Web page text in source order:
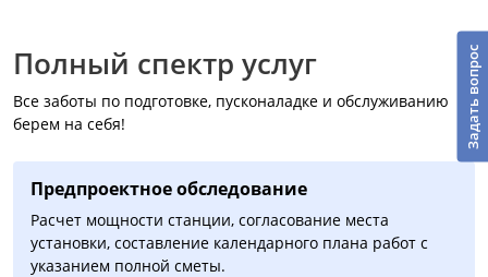
Полный спектр услуг
Все заботы по подготовке, пусконаладке и обслуживанию
берем на себя!
Предпроектное обследование
Расчет мощности станции, согласование места
установки, составление календарного плана работ с
указанием полной сметы.
Задать вопрос